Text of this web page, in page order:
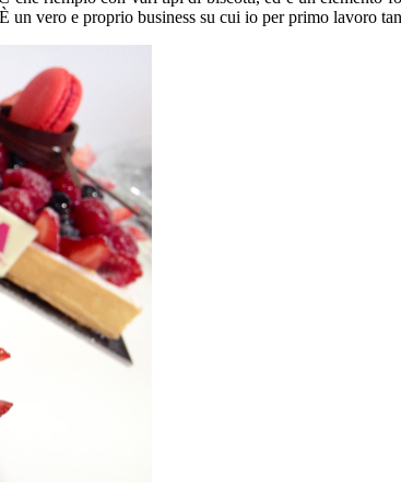
un vero e proprio business su cui io per primo lavoro